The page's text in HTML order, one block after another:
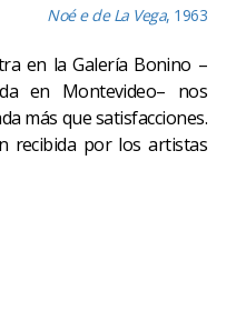
Noé e de La Vega, 1963
en la Galería Bonino –
en Montevideo– nos
más que satisfacciones.
recibida por los artistas